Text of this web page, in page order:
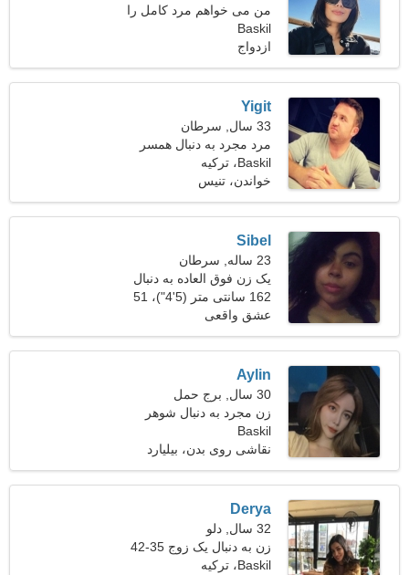
من می خواهم مرد کامل را
پیدا کنم
Baskil
ازدواج
Yigit
33 سال, سرطان
مرد مجرد به دنبال همسر
Baskil، ترکیه
خواندن، تنیس
Sibel
23 ساله, سرطان
یک زن فوق العاده به دنبال
دوستان
162 سانتی متر (5'4")، 51
کیلوگرم (112 پوند)
عشق واقعی
Aylin
30 سال, برج حمل
زن مجرد به دنبال شوهر
Baskil
نقاشی روی بدن، بیلیارد
Derya
32 سال, دلو
زن به دنبال یک زوج 35-42
Baskil، ترکیه